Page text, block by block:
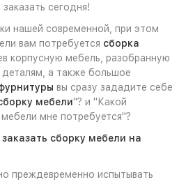
сегодня!
нашей современной, при этом
вам потребуется сборка
корпусную мебель, разобранную
а также большое
вы сразу зададите себе
мебели"? и "Какой
мне потребуется"?
заказать сборку мебели на
преждевременно испытывать